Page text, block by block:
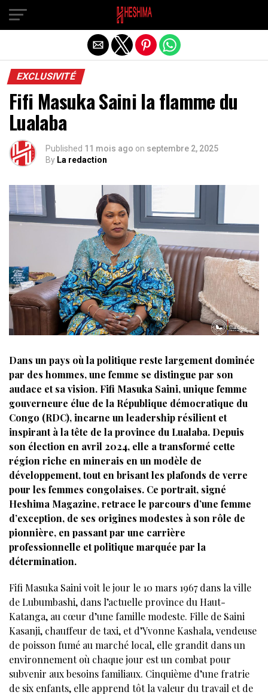
EXCLUSIVITÉ
Fifi Masuka Saini la flamme du
Lualaba
Published 11 mois ago on septembre 2, 2025
By La redaction
Dans un pays où la politique reste largement dominée
par des hommes, une femme se distingue par son
audace et sa vision. Fifi Masuka Saini, unique femme
gouverneure élue de la République démocratique du
Congo (RDC), incarne un leadership résilient et
inspirant à la tête de la province du Lualaba. Depuis
son élection en avril 2024, elle a transformé cette
région riche en minerais en un modèle de
développement, tout en brisant les plafonds de verre
pour les femmes congolaises. Ce portrait, signé
Heshima Magazine, retrace le parcours d’une femme
d’exception, de ses origines modestes à son rôle de
pionnière, en passant par une carrière
professionnelle et politique marquée par la
détermination.
Fifi Masuka Saini voit le jour le 10 mars 1967 dans la ville
de Lubumbashi, dans l’actuelle province du Haut-
Katanga, au cœur d’une famille modeste. Fille de Saini
Kasanji, chauffeur de taxi, et d’Yvonne Kashala, vendeuse
de poisson fumé au marché local, elle grandit dans un
environnement où chaque jour est un combat pour
subvenir aux besoins familiaux. Cinquième d’une fratrie
de six enfants, elle apprend tôt la valeur du travail et de
Quitter la version mobile